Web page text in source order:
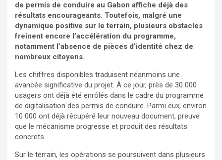
de permis de conduire au Gabon affiche déjà des
résultats encourageants. Toutefois, malgré une
dynamique positive sur le terrain, plusieurs obstacles
freinent encore l’accélération du programme,
notamment l’absence de pièces d’identité chez de
nombreux citoyens.
Les chiffres disponibles traduisent néanmoins une
avancée significative du projet. À ce jour, près de 30 000
usagers ont déjà été enrôlés dans le cadre du programme
de digitalisation des permis de conduire. Parmi eux, environ
10 000 ont déjà récupéré leur nouveau document, preuve
que le mécanisme progresse et produit des résultats
concrets.
Sur le terrain, les opérations se poursuivent dans plusieurs